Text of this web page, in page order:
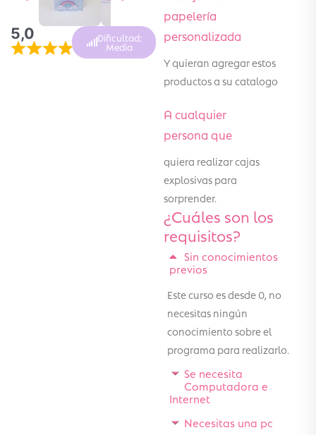
5,0 Dificultad:
Media
papelería
personalizada
Y quieran agregar estos
productos a su catalogo
A cualquier
persona que
quiera realizar cajas
explosivas para
sorprender.
¿Cuáles son los
requisitos?
Sin conocimientos
previos
Este curso es desde 0, no
necesitas ningún
conocimiento sobre el
programa para realizarlo.
Se necesita
Computadora e
Internet
Necesitas una pc